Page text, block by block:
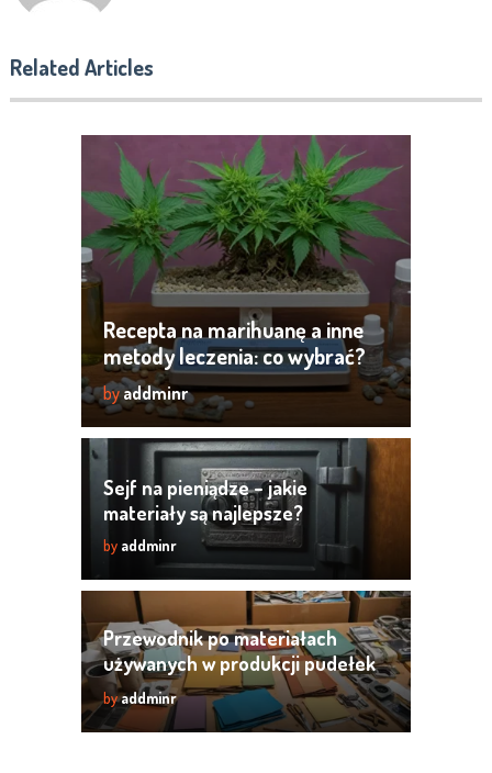
Related Articles
Recepta na marihuanę a inne
metody leczenia: co wybrać?
byaddminr
Sejf na pieniądze – jakie
materiały są najlepsze?
by addminr
Przewodnik po materiałach
używanych w produkcji pudełek
fasonowych
byaddminr